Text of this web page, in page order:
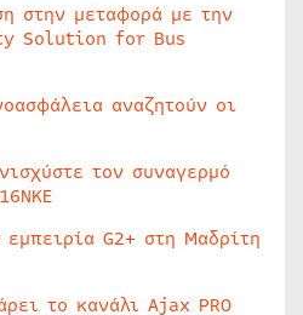
στην μεταφορά με την
Solution for Bus
αναζητούν οι
τον συναγερμό
G2+ στη Μαδρίτη
το κανάλι Ajax PRO